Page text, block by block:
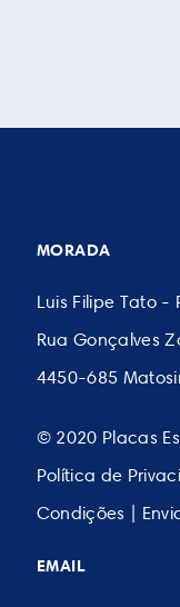
MORADA
Luis Filipe Tato -
Rua Gonçalves
4450-685
© 2020 Placas
Política de
Condições
EMAIL